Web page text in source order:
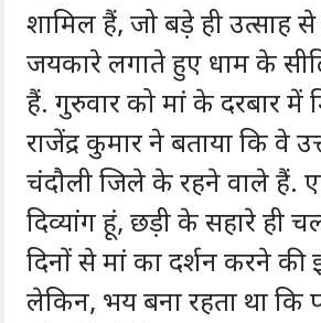
शामिल हैं, जो बड़े ही उत्साह से
जयकारे लगाते हुए धाम के
हैं. गुरुवार को मां के दरबार में
राजेंद्र कुमार ने बताया कि वे
चंदौली जिले के रहने वाले हैं.
दिव्यांग हूं, छड़ी के सहारे ही
दिनों से मां का दर्शन करने की
लेकिन, भय बना रहता था कि